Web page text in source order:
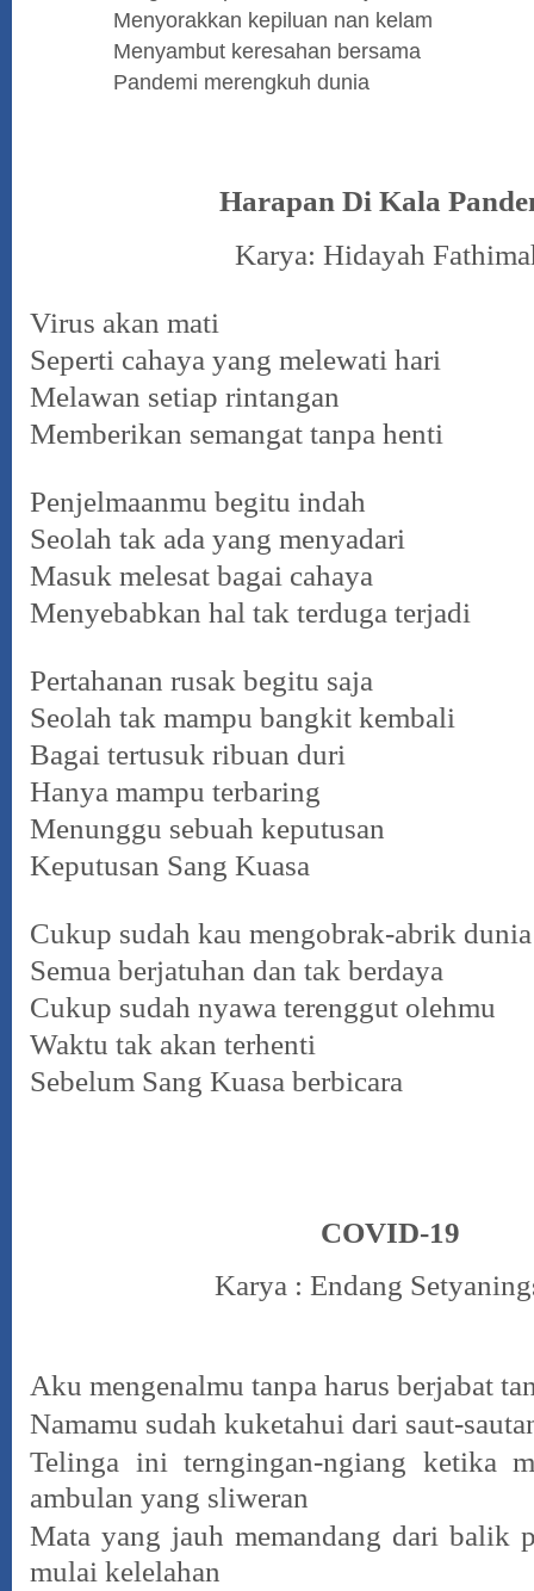
Menyorakkan kepiluan nan kelam
Menyambut keresahan bersama
Pandemi merengkuh dunia
Harapan Di Kala
Karya: Hidayah
Virus akan mati
Seperti cahaya yang melewati hari
Melawan setiap rintangan
Memberikan semangat tanpa henti
Penjelmaanmu begitu indah
Seolah tak ada yang menyadari
Masuk melesat bagai cahaya
Menyebabkan hal tak terduga terjadi
Pertahanan rusak begitu saja
Seolah tak mampu bangkit kembali
Bagai tertusuk ribuan duri
Hanya mampu terbaring
Menunggu sebuah keputusan
Keputusan Sang Kuasa
Cukup sudah kau mengobrak-abrik dunia
Semua berjatuhan dan tak berdaya
Cukup sudah nyawa terenggut olehmu
Waktu tak akan terhenti
Sebelum Sang Kuasa berbicara
COVID-19
Karya : Endang
Aku mengenalmu tanpa harus berjabat
Namamu sudah kuketahui dari saut-
Telinga ini terngingan-ngiang ketika
ambulan yang sliweran
Mata yang jauh memandang dari balik
mulai kelelahan